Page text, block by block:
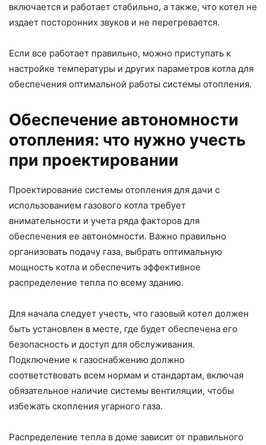
включается и работает стабильно, а также, что котел не
издает посторонних звуков и не перегревается.
Если все работает правильно, можно приступать к
настройке температуры и других параметров котла для
обеспечения оптимальной работы системы отопления.
Обеспечение автономности
отопления: что нужно учесть
при проектировании
Проектирование системы отопления для дачи с
использованием газового котла требует
внимательности и учета ряда факторов для
обеспечения ее автономности. Важно правильно
организовать подачу газа, выбрать оптимальную
мощность котла и обеспечить эффективное
распределение тепла по всему зданию.
Для начала следует учесть, что газовый котел должен
быть установлен в месте, где будет обеспечена его
безопасность и доступ для обслуживания.
Подключение к газоснабжению должно
соответствовать всем нормам и стандартам, включая
обязательное наличие системы вентиляции, чтобы
избежать скопления угарного газа.
Распределение тепла в доме зависит от правильного